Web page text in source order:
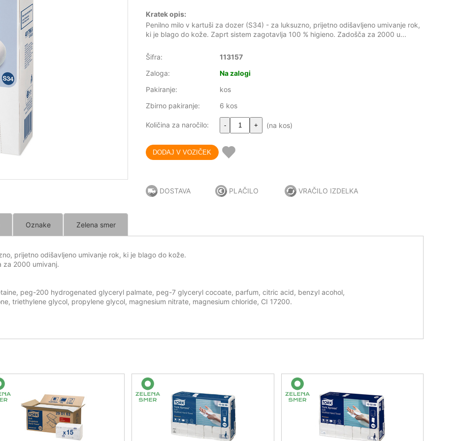
Kratek opis:
Penilno milo v kartuši za dozer (S34) - za luksuzno, prijetno odišavljeno umivanje rok,
ki je blago do kože. Zaprt sistem zagotavlja 100 % higieno. Zadošča za 2000 u...
Šifra:
113157
Zaloga:
Na zalogi
Pakiranje:
kos
Zbirno pakiranje:
6 kos
Količina za naročilo: - + (na kos)
DOSTAVA PLAČILO VRAČILO IZDELKA
Oznake Zelena smer
prijetno odišavljeno umivanje rok, ki je blago do kože.
za 2000 umivanj.
peg-200 hydrogenated glyceryl palmate, peg-7 glyceryl cocoate, parfum, citric acid, benzyl acohol,
triethylene glycol, propylene glycol, magnesium nitrate, magnesium chloride, CI 17200.